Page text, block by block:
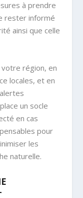
à prendre
rester informé
ainsi que celle
votre région, en
locales, et en
un socle
en cas
pour
les
naturelle.